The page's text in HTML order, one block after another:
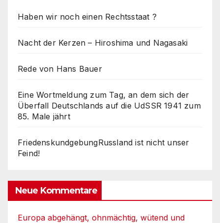
Haben wir noch einen Rechtsstaat ?
Nacht der Kerzen – Hiroshima und Nagasaki
Rede von Hans Bauer
Eine Wortmeldung zum Tag, an dem sich der
Überfall Deutschlands auf die UdSSR 1941 zum
85. Male jährt
FriedenskundgebungRussland ist nicht unser
Feind!
Neue Kommentare
Europa abgehängt, ohnmächtig, wütend und